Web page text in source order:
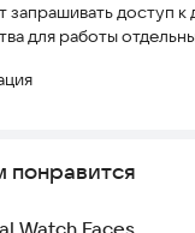
ЖИВЫХ ОБОРОЙ на
озвучивание времени
доступ к
для работы
Watch Faces